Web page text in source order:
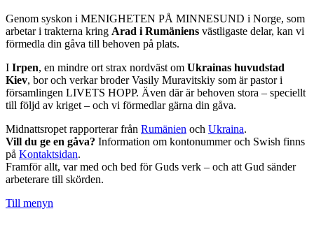
Genom syskon i MENIGHETEN PÅ MINNESUND i Norge, som
arbetar i trakterna kring Arad i Rumäniens västligaste delar, kan vi
förmedla din gåva till behoven på plats.
I Irpen, en mindre ort strax nordväst om Ukrainas huvudstad
Kiev, bor och verkar broder Vasily Muravitskiy som är pastor i
församlingen LIVETS HOPP. Även där är behoven stora – speciellt
till följd av kriget – och vi förmedlar gärna din gåva.
Midnattsropet rapporterar från Rumänien och Ukraina.
Vill du ge en gåva? Information om kontonummer och Swish finns
på Kontaktsidan.
Framför allt, var med och bed för Guds verk – och att Gud sänder
arbeterare till skörden.
Till menyn